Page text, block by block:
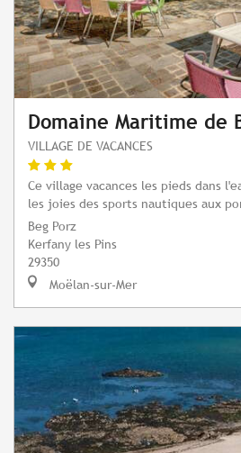
Domaine Maritime de
VILLAGE DE VACANCES
Ce village vacances les pieds dans
les joies des sports nautiques aux
Beg Porz
Kerfany les Pins
29350
Moëlan-sur-Mer